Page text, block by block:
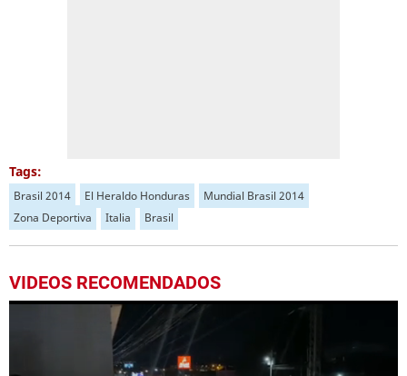
Tags:
Brasil 2014 El Heraldo Honduras
Mundial Brasil 2014
Zona Deportiva
Italia Brasil
VIDEOS RECOMENDADOS